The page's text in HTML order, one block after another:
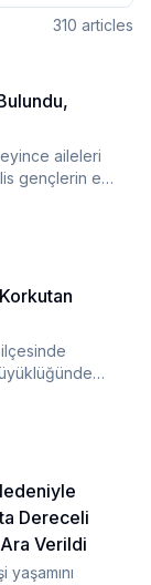
310 articles
aileleri
gençlerin en
aldı.
Dereceli
Verildi